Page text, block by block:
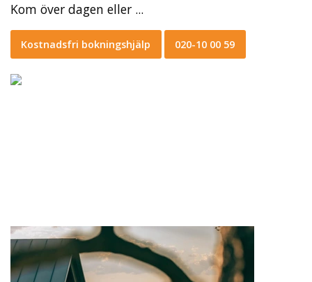
Kom över dagen eller ...
Kostnadsfri bokningshjälp 020-10 00 59